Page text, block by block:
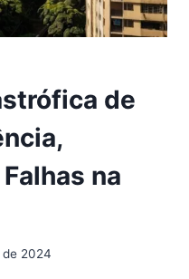
de
na
de 2024